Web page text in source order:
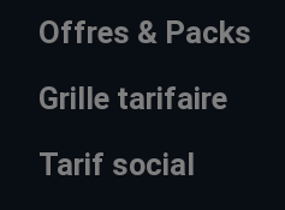
Offres & Packs
Grille tarifaire
Tarif social